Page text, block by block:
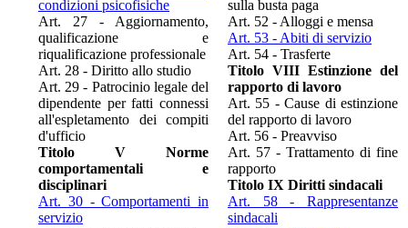
condizioni psicofisiche
Art. 27 - Aggiornamento,
qualificazione e
riqualificazione professionale
Art. 28 - Diritto allo studio
Art. 29 - Patrocinio legale del
dipendente per fatti connessi
all'espletamento dei compiti
d'ufficio
Titolo V Norme
comportamentali e
disciplinari
Art. 30 - Comportamenti in
servizio
sulla busta paga
Art. 52 - Alloggi e mensa
Art. 53 - Abiti di servizio
Art. 54 - Trasferte
Titolo VIII Estinzione del
rapporto di lavoro
Art. 55 - Cause di estinzione
del rapporto di lavoro
Art. 56 - Preavviso
Art. 57 - Trattamento di fine
rapporto
Titolo IX Diritti sindacali
Art. 58 - Rappresentanze
sindacali